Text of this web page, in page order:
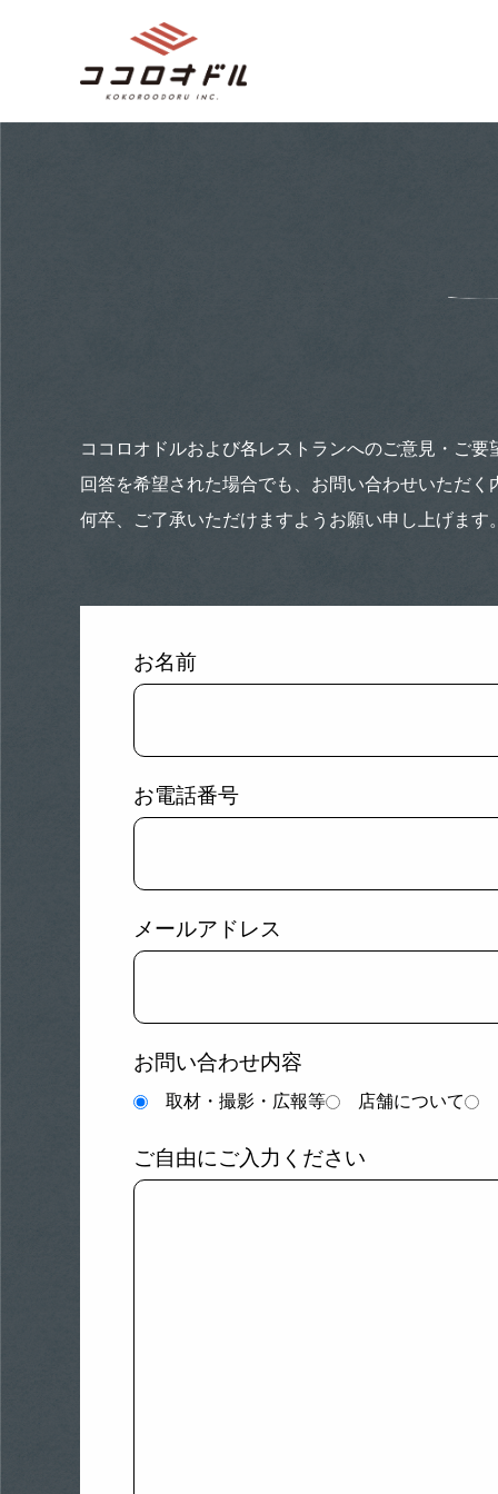
ココロオドルおよび各レストランへのご意見・ご
回答を希望された場合でも、お問い合わせいただ
何卒、ご了承いただけますようお願い申し上げます
お名前
お電話番号
メールアドレス
お問い合わせ内容
取材・撮影・広報等 店舗について
ご自由にご入力ください